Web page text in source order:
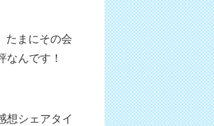
たまにその会
んです！
想シェアタイ